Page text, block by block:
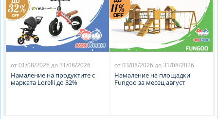
от 01/08/2026 до 31/08/2026
Намаление на продуктите с
марката Lorelli до 32%
от 03/08/2026 до 31/08/2026
Намаление на площадки
Fungoo за месец август